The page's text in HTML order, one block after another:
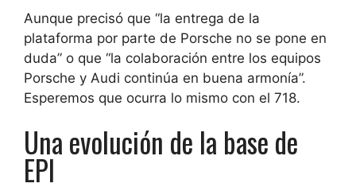
Aunque precisó que “la entrega de la
plataforma por parte de Porsche no se pone en
duda” o que “la colaboración entre los equipos
Porsche y Audi continúa en buena armonía”.
Esperemos que ocurra lo mismo con el 718.
Una evolución de la base de
EPI